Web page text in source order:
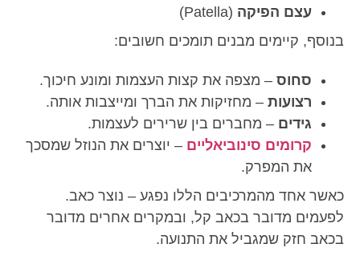
עצם הפיקה (Patella)
בנוסף, קיימים מבנים תומכים חשובים:
סחוס – מצפה את קצות העצמות ומונע חיכוך.
רצועות – מחזיקות את הברך ומייצבות אותה.
גידים – מחברים בין שרירים לעצמות.
קרומים סינוביאליים – יוצרים את הנוזל שמסכך
את המפרק.
כאשר אחד מהמרכיבים הללו נפגע – נוצר כאב.
לפעמים מדובר בכאב קל, ובמקרים אחרים מדובר
בכאב חזק שמגביל את התנועה.